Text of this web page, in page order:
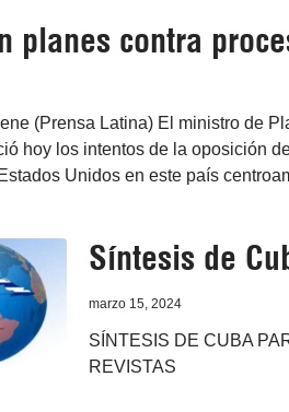
planes contra
(Prensa Latina) El ministro de
hoy los intentos de la oposición
Unidos en este país
Síntesis de
marzo 15, 2024
SÍNTESIS DE CUBA
REVISTAS